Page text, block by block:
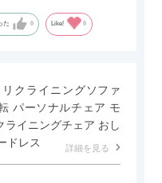
た 0 Like! 0
リクライニングソファ
パーソナルチェア モ
ライニングチェア おし
ドレス
詳細を見る